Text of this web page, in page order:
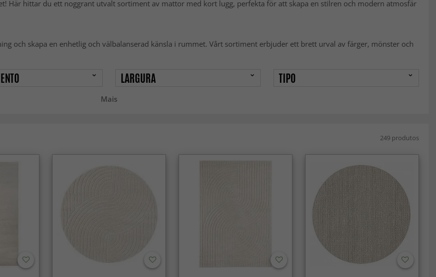
Här hittar du ett noggrant utvalt sortiment av mattor med kort lugg, perfekta för att skapa en stilren och modern atmosfär
och skapa en enhetlig och välbalanserad känsla i rummet. Vårt sortiment erbjuder ett brett urval av färger, mönster och
Mais
LARGURA TIPO
249 produtos